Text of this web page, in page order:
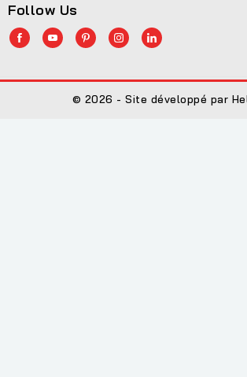
Follow Us
© 2026 - Site développé par